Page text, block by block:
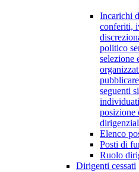
Incarichi
conferiti,
politico
selezione
seguenti
posizione
Elenco
Posti di
Ruolo
Dirigenti cessati